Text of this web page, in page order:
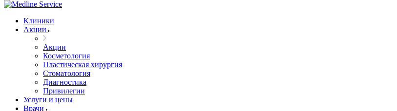
Клиники
Акции
Акции
Косметология
Пластическая хирургия
Стоматология
Диагностика
Привилегии
Услуги и цены
Врачи